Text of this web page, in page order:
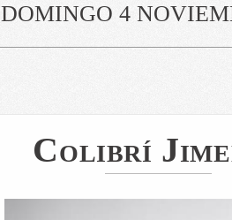
DOMINGO 4
Colibrí